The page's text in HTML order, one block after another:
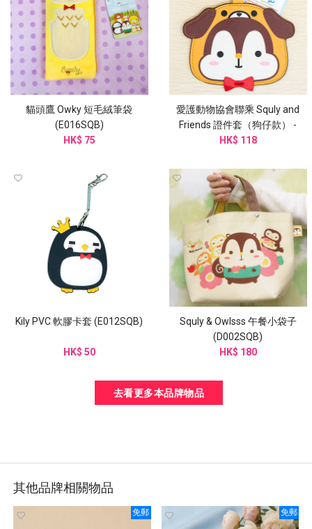
貓頭鷹 Owky 短毛絨筆袋
(E016SQB)
HK$ 75
愛護動物協會聯乘 Squly and
Friends 證件套（狗仔款） -
G003SQB
HK$ 118
Kily PVC 軟膠卡套 (E012SQB)
HK$ 50
Squly & Owlsss 午餐小袋子
(D002SQB)
HK$ 180
去看更多本品牌物品
其他品牌相關物品
免郵 免郵